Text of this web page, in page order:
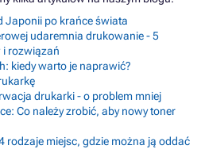
Japonii po krańce świata
udaremnia drukowanie - 5
i rozwiązań
kiedy warto je naprawić?
drukarki - o problem mniej
Co należy zrobić, aby nowy toner
rodzaje miejsc, gdzie można ją oddać